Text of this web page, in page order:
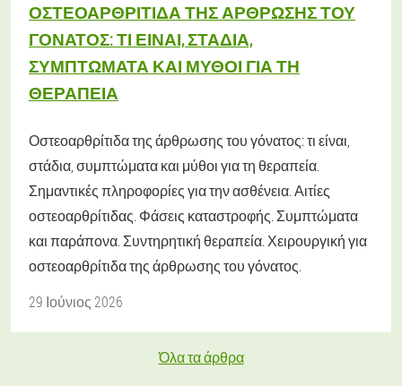
ΟΣΤΕΟΑΡΘΡΊΤΙΔΑ ΤΗΣ ΆΡΘΡΩΣΗΣ ΤΟΥ
ΓΌΝΑΤΟΣ: ΤΙ ΕΊΝΑΙ, ΣΤΆΔΙΑ,
ΣΥΜΠΤΏΜΑΤΑ ΚΑΙ ΜΎΘΟΙ ΓΙΑ ΤΗ
ΘΕΡΑΠΕΊΑ
Οστεοαρθρίτιδα της άρθρωσης του γόνατος: τι είναι,
στάδια, συμπτώματα και μύθοι για τη θεραπεία.
Σημαντικές πληροφορίες για την ασθένεια. Αιτίες
οστεοαρθρίτιδας. Φάσεις καταστροφής. Συμπτώματα
και παράπονα. Συντηρητική θεραπεία. Χειρουργική για
οστεοαρθρίτιδα της άρθρωσης του γόνατος.
29 Ιούνιος 2026
Όλα τα άρθρα